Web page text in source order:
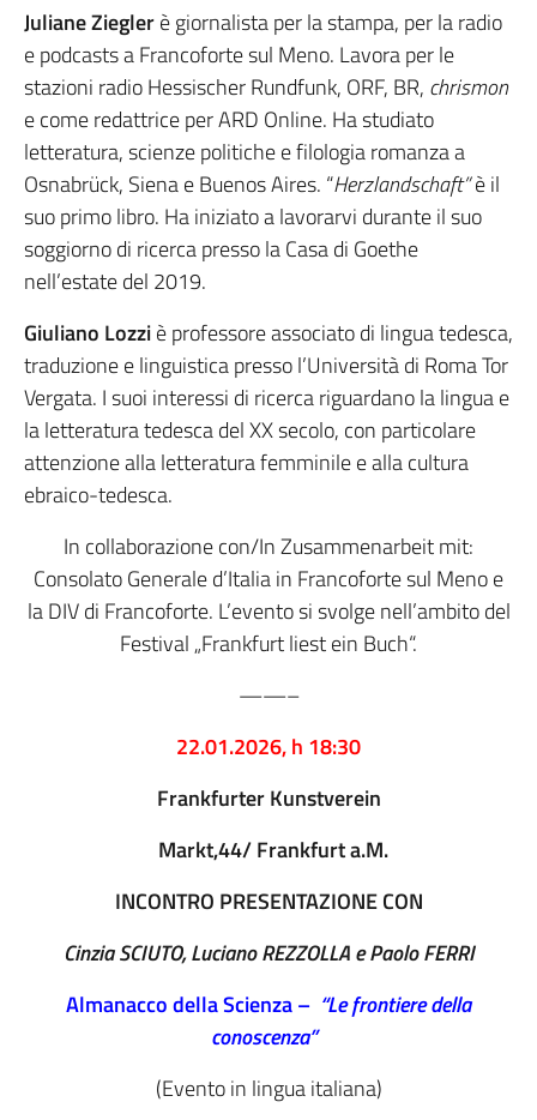
Juliane Zieglerè giornalista per la stampa, per la radio
e podcasts a Francoforte sul Meno. Lavora per le
stazioni radio Hessischer Rundfunk, ORF, BR, chrismon
e come redattrice per ARD Online. Ha studiato
letteratura, scienze politiche e filologia romanza a
Osnabrück, Siena e Buenos Aires. “Herzlandschaft”è il
suo primo libro. Ha iniziato a lavorarvi durante il suo
soggiorno di ricerca presso la Casa di Goethe
nell’estate del 2019.
Giuliano Lozziè professore associato di lingua tedesca,
traduzione e linguistica presso l’Università di Roma Tor
Vergata. I suoi interessi di ricerca riguardano la lingua e
la letteratura tedesca del XX secolo, con particolare
attenzione alla letteratura femminile e alla cultura
ebraico-tedesca.
In collaborazione con/In Zusammenarbeit mit:
Consolato Generale d’Italia in Francoforte sul Meno e
la DIV di Francoforte. L’evento si svolge nell’ambito del
Festival „Frankfurt liest ein Buch“.
——–
22.01.2026, h 18:30
Frankfurter Kunstverein
Markt,44/ Frankfurt a.M.
INCONTRO PRESENTAZIONE CON
Cinzia SCIUTO, Luciano REZZOLLA e Paolo FERRI
Almanacco della Scienza – “Le frontiere della
conoscenza”
(Evento in lingua italiana)